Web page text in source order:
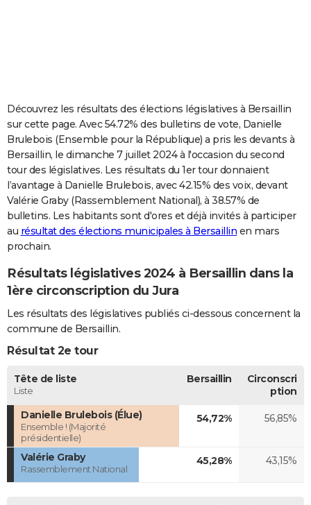
Carte de Noël
Carte Bonne année
Carte Saint-Valentin
Carte Pâques
Carte d'anniversaire
DICTIONNAIRE
Dictionnaire
Biographies
Citations
Expressions
Proverbes
PROGRAMME TV
COPAINS D'AVANT
S'inscrire
Se connecter
Lycées
Collèges
Primaires
Universités
Entreprises
Service militaire
Avis de recherche
AVIS DE DÉCÈS
FORUM
Bricolage
Lifestyle
Culture
Sport
Auto
Television
Voyage
Cinema
Découvrez les résultats des élections législatives à Bersaillin
sur cette page. Avec 54.72% des bulletins de vote, Danielle
Brulebois (Ensemble pour la République) a pris les devants à
Bersaillin, le dimanche 7 juillet 2024 à l'occasion du second
tour des législatives. Les résultats du 1er tour donnaient
l’avantage à Danielle Brulebois, avec 42.15% des voix, devant
Valérie Graby (Rassemblement National), à 38.57% de
bulletins. Les habitants sont d'ores et déjà invités à participer
au résultat des élections municipales à Bersaillin en mars
prochain.
Résultats législatives 2024 à Bersaillin dans la
1ère circonscription du Jura
Les résultats des législatives publiés ci-dessous concernent la
commune de Bersaillin.
Résultat 2e tour
Tête de liste
Liste
Bersaillin
Circonscri
ption
Danielle Brulebois (Élue)
Ensemble ! (Majorité
présidentielle)
54,72% 56,85%
Valérie Graby
Rassemblement National
45,28% 43,15%